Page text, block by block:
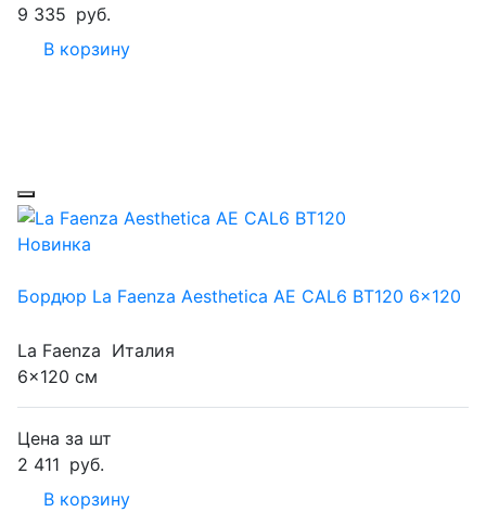
9 335 руб.
В корзину
Новинка
Бордюр La Faenza Aesthetica AE CAL6 BT120 6x120
La Faenza Италия
6x120 см
Цена за шт
2 411 руб.
В корзину